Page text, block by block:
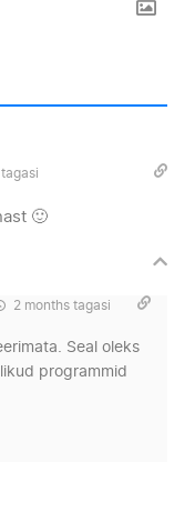
🙂
2 months tagasi
Seal oleks
programmid